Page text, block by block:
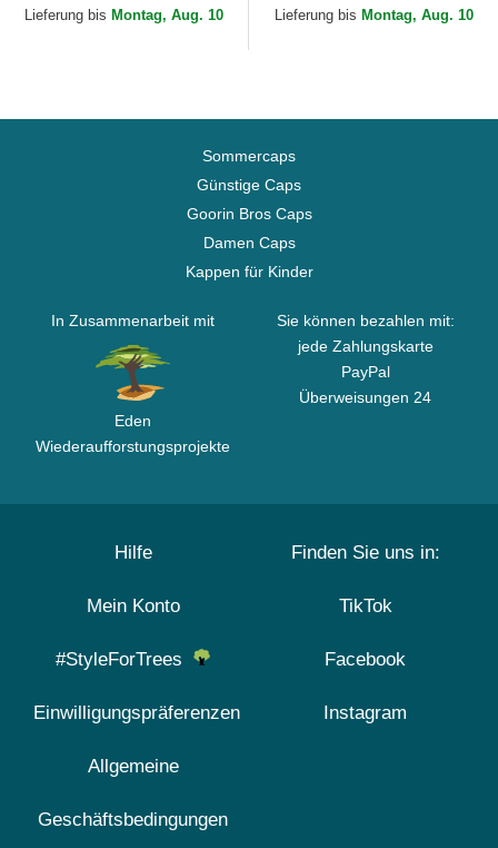
Lauren
Lieferung bis Montag, Aug. 10
Ralph Lauren
Lieferung bis Montag, Aug. 10
Sommercaps
Günstige Caps
Goorin Bros Caps
Damen Caps
Kappen für Kinder
In Zusammenarbeit mit
Eden
Wiederaufforstungsprojekte
Sie können bezahlen mit:
jede Zahlungskarte
PayPal
Überweisungen 24
Hilfe
Mein Konto
#StyleForTrees
Einwilligungspräferenzen
Allgemeine
Geschäftsbedingungen
Finden Sie uns in:
TikTok
Facebook
Instagram